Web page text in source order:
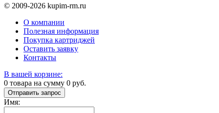
© 2009-2026 kupim-rm.ru
О компании
Полезная информация
Покупка картриджей
Оставить заявку
Контакты
В вашей корзине:
0 товара на сумму 0 руб.
Отправить запрос
Имя: